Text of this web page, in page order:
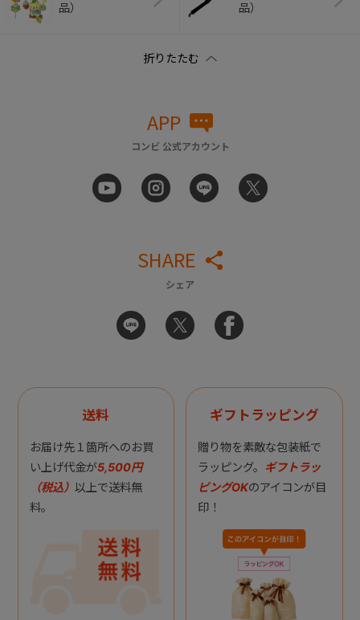
品）
品）
APP
コンビ 公式アカウント
SHARE
シェア
送料
お届け先１箇所へのお買
い上げ代金が5,500円
（税込） 以上で送料無
料。
ギフトラッピング
贈り物を素敵な包装紙で
ラッピング。 ギフトラッ
ピングOKのアイコンが目
印！